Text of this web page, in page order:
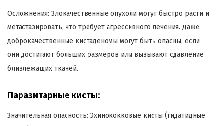
Осложнения: Злокачественные опухоли могут быстро расти и
метастазировать, что требует агрессивного лечения. Даже
доброкачественные кистаденомы могут быть опасны, если
они достигают больших размеров или вызывают сдавление
близлежащих тканей.
Паразитарные кисты:
Значительная опасность: Эхинококковые кисты (гидатидные